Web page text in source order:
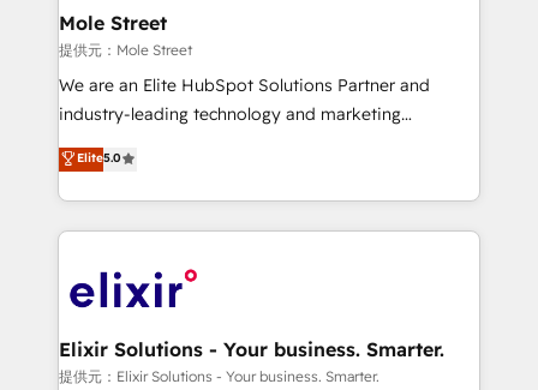
Healthcare: HIPAA implementations; secure data
workflows 💼 Financial Services: compliant
workflows; audit-ready reporting ⚖️ Legal: client
intake; pipeline and document workflows 🛒 E-
revenue automation 🏢 Real Estate: deal pipelines;
portfolio and lifecycle management 🏭
HIPAA-aware; CASL-compliant; GDPR-ready
implementations where required 💡 Why 500+
built to scale.
Mole Street
提供元：Mole Street
We are an Elite HubSpot Solutions Partner and
industry-leading technology and marketing
consultancy. Our focus is on enterprise and mid-
market B2B companies globally that want a strategic
approach to execute their goals through creative
applications of our solutions; Technical HubSpot
Design, Migrations + Integrations. Mole Street’s
greatness, which is achieved through creating
absolute clarity, derived from a well-defined
Elite5.0
Elixir Solutions - Your business. Smarter.
提供元：Elixir Solutions - Your business. Smarter.